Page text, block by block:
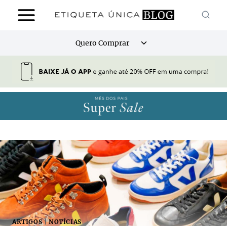
para
Quero Comprar
Alternar
ARTIGOS|NOTÍCIAS